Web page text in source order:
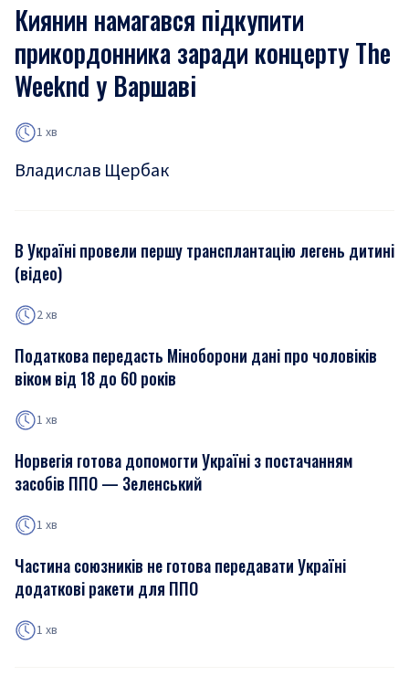
Киянин намагався підкупити
прикордонника заради концерту The
Weeknd у Варшаві
1 хв
Владислав Щербак
В Україні провели першу трансплантацію легень дитині
(відео)
2 хв
Податкова передасть Міноборони дані про чоловіків
віком від 18 до 60 років
1 хв
Норвегія готова допомогти Україні з постачанням
засобів ППО — Зеленський
1 хв
Частина союзників не готова передавати Україні
додаткові ракети для ППО
1 хв